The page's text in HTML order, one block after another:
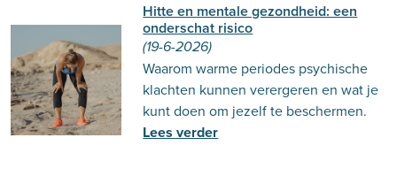
Hitte en mentale gezondheid: een
onderschat risico
(19-6-2026)
Waarom warme periodes psychische
klachten kunnen verergeren en wat je
kunt doen om jezelf te beschermen.
Lees verder